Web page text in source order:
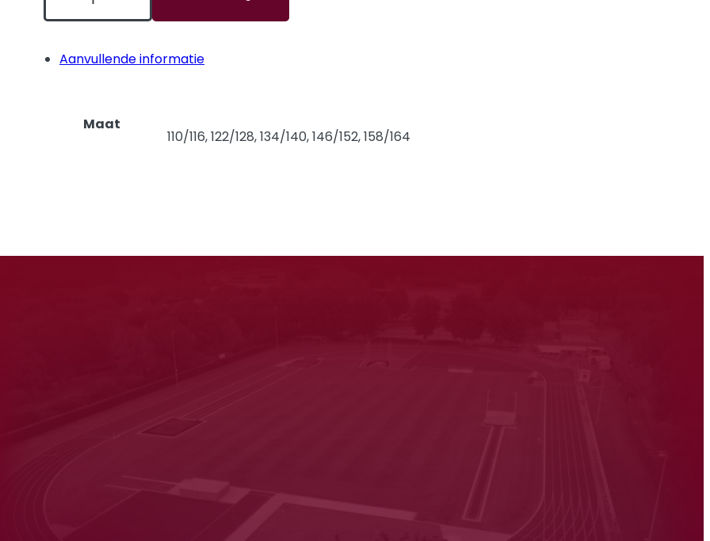
Jacket
Jeugd
aantal
Aanvullende informatie
Maat
110/116, 122/128, 134/140, 146/152, 158/164